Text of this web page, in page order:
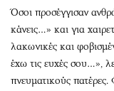
Όσοι προσέγγισαν
κάνεις…» και για
λακωνικές και
έχω τις ευχές σου…»,
πνευματικούς